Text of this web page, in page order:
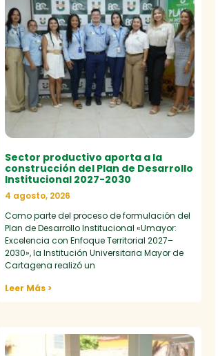
Sector productivo aporta a la
construcción del Plan de Desarrollo
Institucional 2027-2030
4 agosto, 2026
Como parte del proceso de formulación del
Plan de Desarrollo Institucional «Umayor:
Excelencia con Enfoque Territorial 2027–
2030», la Institución Universitaria Mayor de
Cartagena realizó un
Leer Más >